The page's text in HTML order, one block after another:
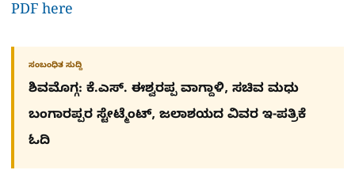
PDF here
ಸಂಬಂಧಿತ ಸುದ್ದಿ
ಶಿವಮೊಗ್ಗ: ಕೆ.ಎಸ್. ಈಶ್ವರಪ್ಪ ವಾಗ್ದಾಳಿ, ಸಚಿವ ಮಧು
ಬಂಗಾರಪ್ಪರ ಸ್ಟೇಟ್ಮೆಂಟ್, ಜಲಾಶಯದ ವಿವರ ಇ-ಪತ್ರಿಕೆ
ಓದಿ